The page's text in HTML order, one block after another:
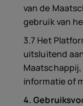
van de
gebruik van
3.7 Het
uitsluitend
informatie of
4.